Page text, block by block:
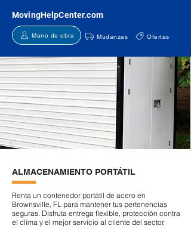
MovingHelpCenter.com
Mano de obra Mudanzas Ofertas
ALMACENAMIENTO PORTÁTIL
Renta un contenedor portátil de acero en
Brownsville, FL para mantener tus pertenencias
seguras. Disfruta entrega flexible, protección contra
el clima y el mejor servicio al cliente del sector.